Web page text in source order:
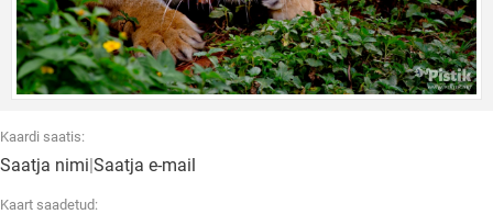
Kaardi saatis:
Saatja nimi|Saatja e-mail
Kaart saadetud: